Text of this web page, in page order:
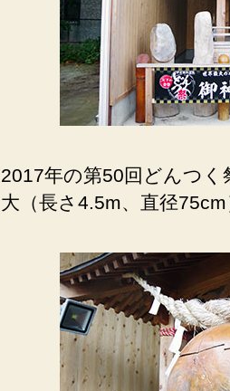
2017年の第50回どんつ
大（長さ4.5m、直径75cm